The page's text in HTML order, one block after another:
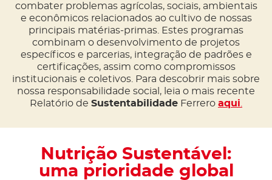
combater problemas agrícolas, sociais, ambientais
e econômicos relacionados ao cultivo de nossas
principais matérias-primas. Estes programas
combinam o desenvolvimento de projetos
específicos e parcerias, integração de padrões e
certificações, assim como compromissos
institucionais e coletivos. Para descobrir mais sobre
nossa responsabilidade social, leia o mais recente
Relatório de Sustentabilidade Ferrero aqui
Nutrição Sustentável:
uma prioridade global